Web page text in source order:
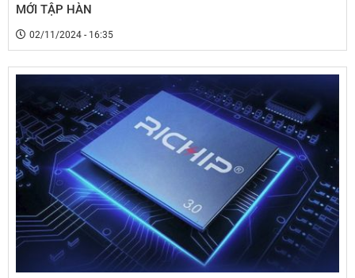
MỚI TẬP HÀN
02/11/2024 - 16:35